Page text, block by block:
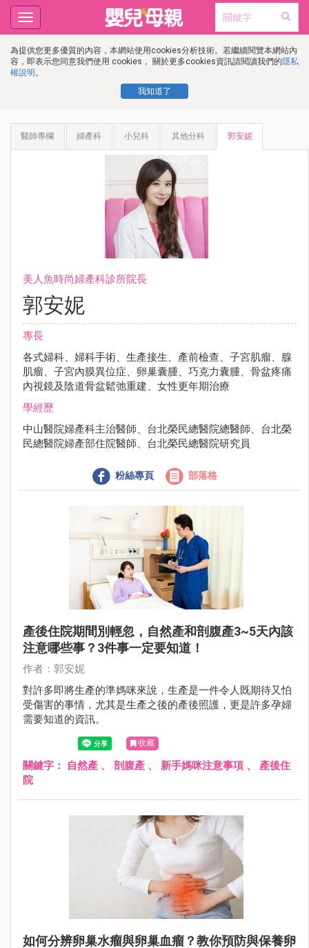
為提供您更多優質的內容，本網站使用cookies分析技術。若繼續閱覽本網站內
容，即表示您同意我們使用 cookies， 關於更多cookies資訊請閱讀我們的隱私
權說明 。
我知道了
Toggle
navigation
醫師專欄 婦產科 小兒科 其他分科 郭安妮
美人魚時尚婦產科診所院長
郭安妮
專長
各式婦科、婦科手術、生產接生、產前檢查、子宮肌瘤、腺
肌瘤、子宮內膜異位症、卵巢囊腫、巧克力囊腫、骨盆疼痛
內視鏡及陰道骨盆鬆弛重建、女性更年期治療
學經歷
中山醫院婦產科主治醫師、台北榮民總醫院總醫師、台北榮
民總醫院婦產部住院醫師、台北榮民總醫院研究員
粉絲專頁 部落格
產後住院期間別輕忽，自然產和剖腹產3~5天內該
注意哪些事？3件事一定要知道！
作者：郭安妮
對許多即將生產的準媽咪來說，生產是一件令人既期待又怕
受傷害的事情，尤其是生產之後的產後照護，更是許多孕婦
需要知道的資訊。
收藏
關鍵字： 自然產 、 剖腹產 、 新手媽咪注意事項 、 產後住
院
如何分辨卵巢水瘤與卵巢血瘤？教你預防與保養卵